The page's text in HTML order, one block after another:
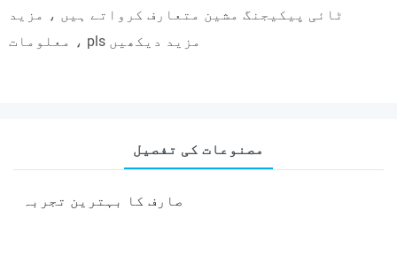
ٹائی پیکیجنگ مشین متعارف کرواتے ہیں ، مزید
معلومات ، pls مزید دیکھیں
مصنوعات کی تفصیل
صارف کا بہترین تجربہ